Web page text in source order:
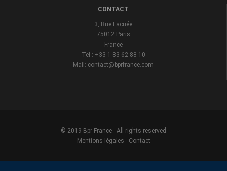
CONTACT
3, Rue Lacuée
75012 Paris
France
Tel : +33 1 83 62 88 10
Mail: contact@bprfrance.com
© 2019 Bpr France - All rights reserved
Mentions légales - Contact